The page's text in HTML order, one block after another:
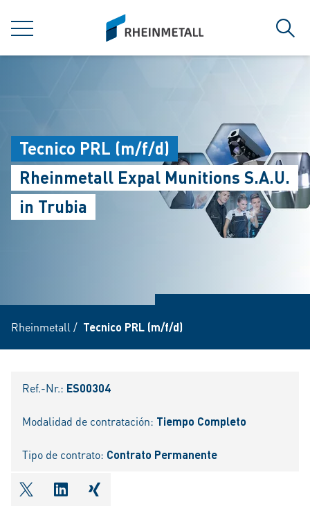
MENÜ
siteLogo
Tecnico PRL (m/f/d)
Rheinmetall Expal Munitions S.A.U.
in Trubia
Rheinmetall / Tecnico PRL (m/f/d)
Ref.-Nr.: ES00304
Modalidad de contratación: Tiempo Completo
Tipo de contrato: Contrato Permanente
shareOntwitter
shareOnlinkedIn
shareOnxing